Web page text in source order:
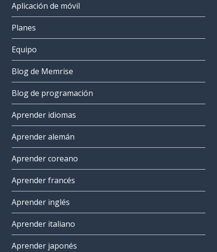
Aplicación de móvil
Planes
Equipo
Blog de Memrise
Blog de programación
Aprender idiomas
Aprender alemán
Aprender coreano
Aprender francés
Aprender inglés
Aprender italiano
Aprender japonés